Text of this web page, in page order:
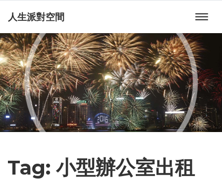
人生派對空間
Tag:小型辦公室出租